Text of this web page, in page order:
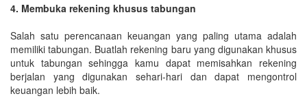
4. Membuka rekening khusus tabungan
Salah satu perencanaan keuangan yang paling utama adalah
memiliki tabungan. Buatlah rekening baru yang digunakan khusus
untuk tabungan sehingga kamu dapat memisahkan rekening
berjalan yang digunakan sehari-hari dan dapat mengontrol
keuangan lebih baik.